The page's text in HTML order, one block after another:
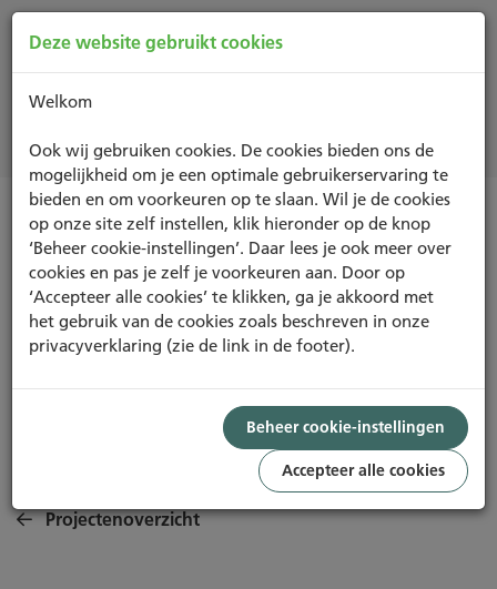
Projecten
Foto: Bernardus Golf
IN-USE
ASSET BEHEER GEBRUIK
Projectenoverzicht
Deze website gebruikt cookies
Welkom
Ook wij gebruiken cookies. De cookies bieden ons de
mogelijkheid om je een optimale gebruikerservaring te
bieden en om voorkeuren op te slaan. Wil je de cookies
op onze site zelf instellen, klik hieronder op de knop
‘Beheer cookie-instellingen’. Daar lees je ook meer over
cookies en pas je zelf je voorkeuren aan. Door op
‘Accepteer alle cookies’ te klikken, ga je akkoord met
het gebruik van de cookies zoals beschreven in onze
privacyverklaring (zie de link in de footer).
Beheer cookie-instellingen
Accepteer alle cookies